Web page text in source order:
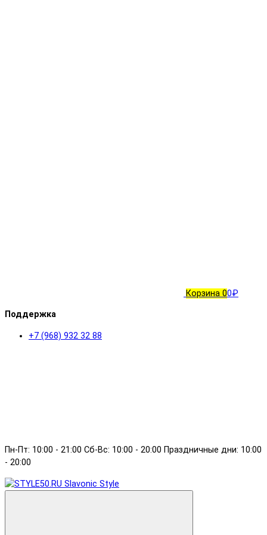
Корзина 00₽
Поддержка
+7 (968) 932 32 88
Пн-Пт: 10:00 - 21:00 Сб-Вс: 10:00 - 20:00 Праздничные дни: 10:00
- 20:00